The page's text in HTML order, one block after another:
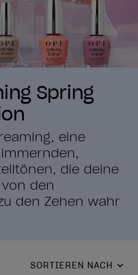
Spring
eine
die deine
den
den Zehen wahr
SORTIEREN NACH